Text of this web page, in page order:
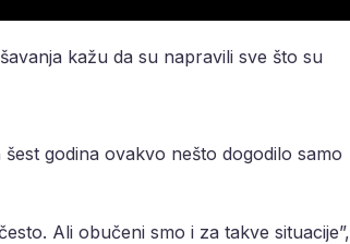
kažu da su napravili sve što su
godina ovakvo nešto dogodilo samo
Ali obučeni smo i za takve situacije”,